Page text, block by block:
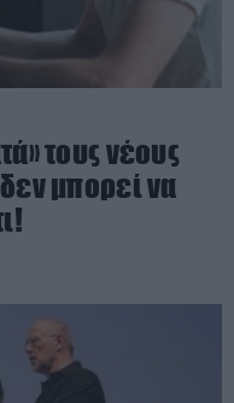
τους νέους
μπορεί να